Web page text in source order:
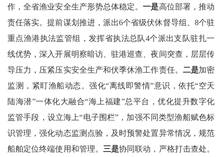
作，全省渔业安全生产形势总体稳定。一是高位部署，推动
责任落实。提前谋划推进，派出6个省级伏休督导组、8个驻
重点渔港执法监管组，发挥省执法总队4个派出支队驻扎一
线优势，深入开展明察暗访、驻港巡查、夜间突查，层层传
导压力，压紧压实安全生产和伏季休渔工作责任。 二是加密
监测，紧盯渔船动态。强化“离线即警情”意识，依托“空天
陆海潜”一体化大融合“海上福建”总平台，优化提升数字化
监管手段，设立海上“电子围栏”，加强不同类型渔船赋色标
识管理，强化动态监测点验，及时预警处置异常情况，规范
船舶定位终端使用和管理。 三是协同联动，严格打击查处。